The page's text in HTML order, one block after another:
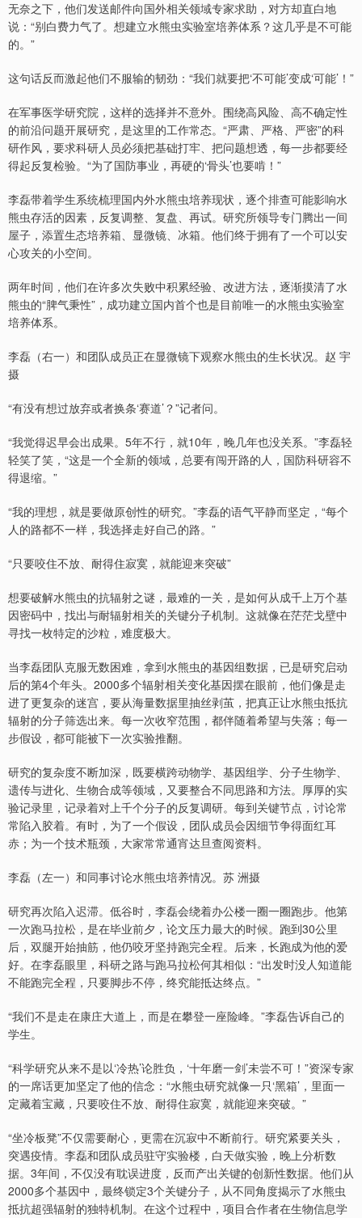
无奈之下，他们发送邮件向国外相关领域专家求助，对方却直白地
说：“别白费力气了。想建立水熊虫实验室培养体系？这几乎是不可能
的。”
这句话反而激起他们不服输的韧劲：“我们就要把‘不可能’变成‘可能’！”
在军事医学研究院，这样的选择并不意外。围绕高风险、高不确定性
的前沿问题开展研究，是这里的工作常态。“严肃、严格、严密”的科
研作风，要求科研人员必须把基础打牢、把问题想透，每一步都要经
得起反复检验。“为了国防事业，再硬的‘骨头’也要啃！”
李磊带着学生系统梳理国内外水熊虫培养现状，逐个排查可能影响水
熊虫存活的因素，反复调整、复盘、再试。研究所领导专门腾出一间
屋子，添置生态培养箱、显微镜、冰箱。他们终于拥有了一个可以安
心攻关的小空间。
两年时间，他们在许多次失败中积累经验、改进方法，逐渐摸清了水
熊虫的“脾气秉性”，成功建立国内首个也是目前唯一的水熊虫实验室
培养体系。
李磊（右一）和团队成员正在显微镜下观察水熊虫的生长状况。赵 宇
摄
“有没有想过放弃或者换条‘赛道’？”记者问。
“我觉得迟早会出成果。5年不行，就10年，晚几年也没关系。”李磊轻
轻笑了笑，“这是一个全新的领域，总要有闯开路的人，国防科研容不
得退缩。”
“我的理想，就是要做原创性的研究。”李磊的语气平静而坚定，“每个
人的路都不一样，我选择走好自己的路。”
“只要咬住不放、耐得住寂寞，就能迎来突破”
想要破解水熊虫的抗辐射之谜，最难的一关，是如何从成千上万个基
因密码中，找出与耐辐射相关的关键分子机制。这就像在茫茫戈壁中
寻找一枚特定的沙粒，难度极大。
当李磊团队克服无数困难，拿到水熊虫的基因组数据，已是研究启动
后的第4个年头。2000多个辐射相关变化基因摆在眼前，他们像是走
进了更复杂的迷宫，要从海量数据里抽丝剥茧，把真正让水熊虫抵抗
辐射的分子筛选出来。每一次收窄范围，都伴随着希望与失落；每一
步假设，都可能被下一次实验推翻。
研究的复杂度不断加深，既要横跨动物学、基因组学、分子生物学、
遗传与进化、生物合成等领域，又要整合不同思路和方法。厚厚的实
验记录里，记录着对上千个分子的反复调研。每到关键节点，讨论常
常陷入胶着。有时，为了一个假设，团队成员会因细节争得面红耳
赤；为一个技术瓶颈，大家常常通宵达旦查阅资料。
李磊（左一）和同事讨论水熊虫培养情况。苏 洲摄
研究再次陷入迟滞。低谷时，李磊会绕着办公楼一圈一圈跑步。他第
一次跑马拉松，是在毕业前夕，论文压力最大的时候。跑到30公里
后，双腿开始抽筋，他仍咬牙坚持跑完全程。后来，长跑成为他的爱
好。在李磊眼里，科研之路与跑马拉松何其相似：“出发时没人知道能
不能跑完全程，只要脚步不停，终究能抵达终点。”
“我们不是走在康庄大道上，而是在攀登一座险峰。”李磊告诉自己的
学生。
“科学研究从来不是以‘冷热’论胜负，‘十年磨一剑’未尝不可！”资深专家
的一席话更加坚定了他的信念：“水熊虫研究就像一只‘黑箱’，里面一
定藏着宝藏，只要咬住不放、耐得住寂寞，就能迎来突破。”
“坐冷板凳”不仅需要耐心，更需在沉寂中不断前行。研究紧要关头，
突遇疫情。李磊和团队成员驻守实验楼，白天做实验，晚上分析数
据。3年间，不仅没有耽误进度，反而产出关键的创新性数据。他们从
2000多个基因中，最终锁定3个关键分子，从不同角度揭示了水熊虫
抵抗超强辐射的独特机制。在这个过程中，项目合作者在生物信息学